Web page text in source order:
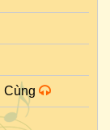
Cùng